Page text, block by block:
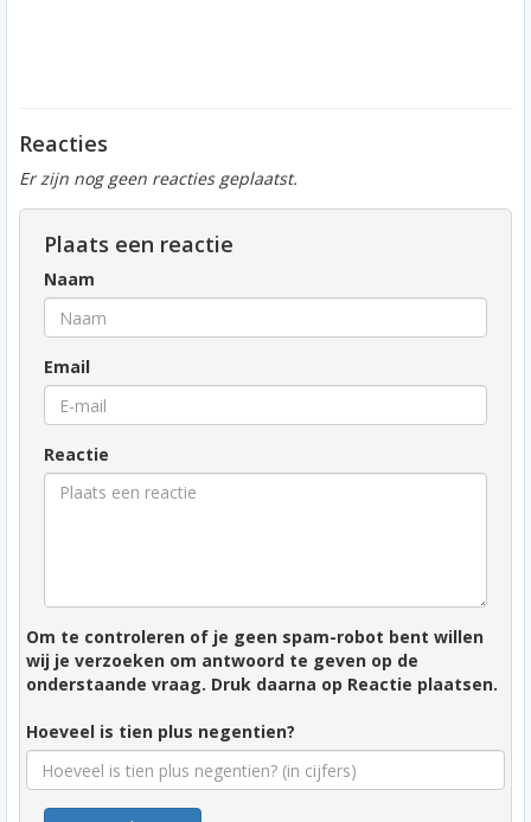
Reacties
Er zijn nog geen reacties geplaatst.
Plaats een reactie
Naam
Email
Reactie
Om te controleren of je geen spam-robot bent willen
wij je verzoeken om antwoord te geven op de
onderstaande vraag. Druk daarna op Reactie plaatsen.
Hoeveel is tien plus negentien?